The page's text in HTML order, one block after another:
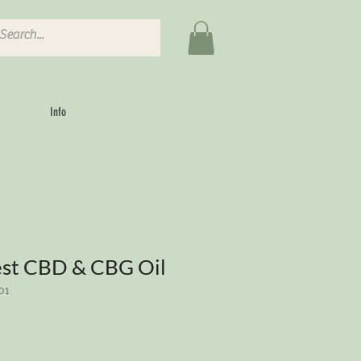
CBD & CBG Oil
Info